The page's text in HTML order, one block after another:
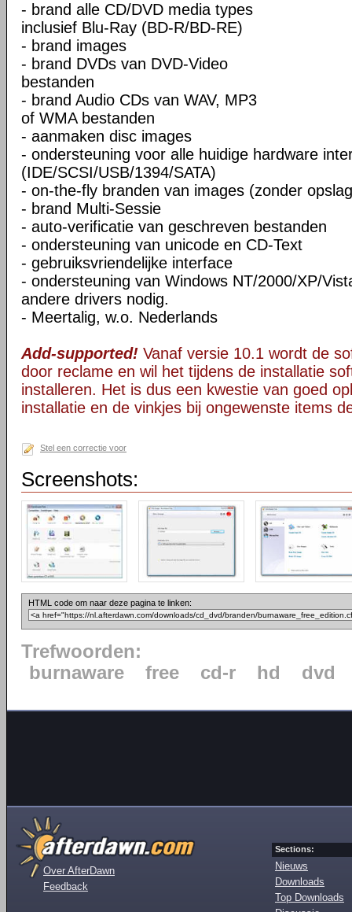
- brand alle CD/DVD media types
inclusief Blu-Ray (BD-R/BD-RE)
- brand images
- brand DVDs van DVD-Video
bestanden
- brand Audio CDs van WAV, MP3
of WMA bestanden
- aanmaken disc images
- ondersteuning voor alle huidige hardware
(IDE/SCSI/USB/1394/SATA)
- on-the-fly branden van images (zonder
- brand Multi-Sessie
- auto-verificatie van geschreven bestanden
- ondersteuning van unicode en CD-Text
- gebruiksvriendelijke interface
- ondersteuning van Windows NT/2000/XP/
andere drivers nodig.
- Meertalig, w.o. Nederlands
Add-supported! Vanaf versie 10.1 wordt de
door reclame en wil het tijdens de installatie
installeren. Het is dus een kwestie van goed
installatie en de vinkjes bij ongewenste items
Stel een correctie voor
Screenshots:
HTML code om naar deze pagina te linken:
Trefwoorden:
burnaware
free cd-r hd dvd
Over AfterDawn
Feedback
Sections:
Nieuws
Downloads
Top Downloads